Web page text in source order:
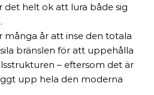
det helt ok att lura både sig
många år att inse den totala
bränslen för att uppehålla
– eftersom det är
upp hela den moderna